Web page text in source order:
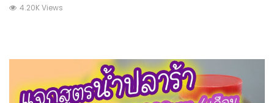
4.20K Views